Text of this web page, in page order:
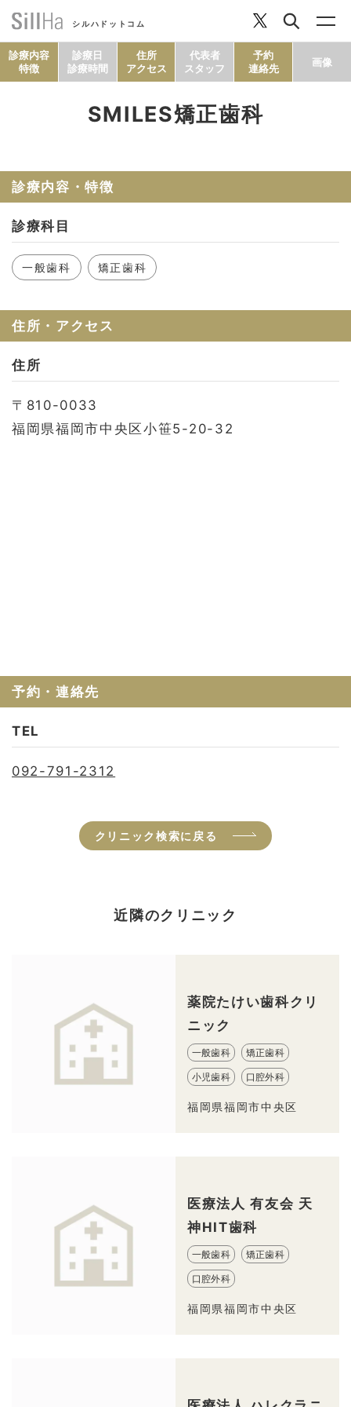
シルハドットコム
セルフチェック
診療内容
特徴
診療日
診療時間
住所
アクセス
代表者
スタッフ
予約
連絡先
画像
SMILES矯正歯科
診療内容・特徴
診療科目
一般歯科 矯正歯科
住所・アクセス
住所
〒810-0033
福岡県福岡市中央区小笹5-20-32
予約・連絡先
TEL
092-791-2312
クリニック検索に戻る
近隣のクリニック
薬院たけい歯科クリ
ニック
一般歯科 矯正歯科
小児歯科 口腔外科
福岡県福岡市中央区
医療法人 有友会 天
神HIT歯科
一般歯科 矯正歯科
口腔外科
福岡県福岡市中央区